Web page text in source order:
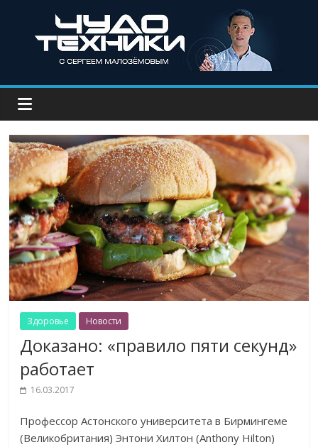
Здоровье Новости
Доказано: «правило пяти секунд»
работает
16.03.2017
Профессор Астонского университета в Бирмингеме
(Великобритания) Энтони Хилтон (Anthony Hilton)